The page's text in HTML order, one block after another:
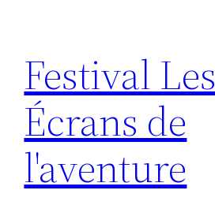
contenu
Festival Les
Écrans de
l'aventure